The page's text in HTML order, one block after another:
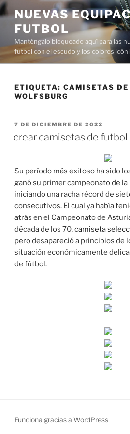
Saltar
al
contenido
NUEVAS
FUTBOL
Manténgalo bloqueado aquí para las
futbol con el escudo y los colores
ETIQUETA: CAMISETAS DE
WOLFSBURG
PUBLICADO
7 DE DICIEMBRE DE 2022
crear camisetas de futbol
Su período más exitoso ha sido
ganó su primer campeonato de la
iniciando una racha récord de
consecutivos. El cual ya había
atrás en el Campeonato de
década de los 70,camiseta
pero desapareció a principios de
situación económicamente
de fútbol.
Funciona gracias a WordPress